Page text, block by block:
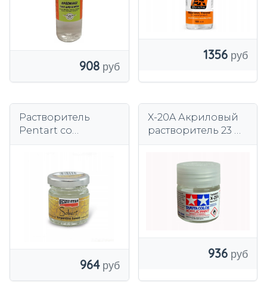
908
1356
Растворитель
Pentart со
964
X-20A Акриловый
растворитель 23 мл
936